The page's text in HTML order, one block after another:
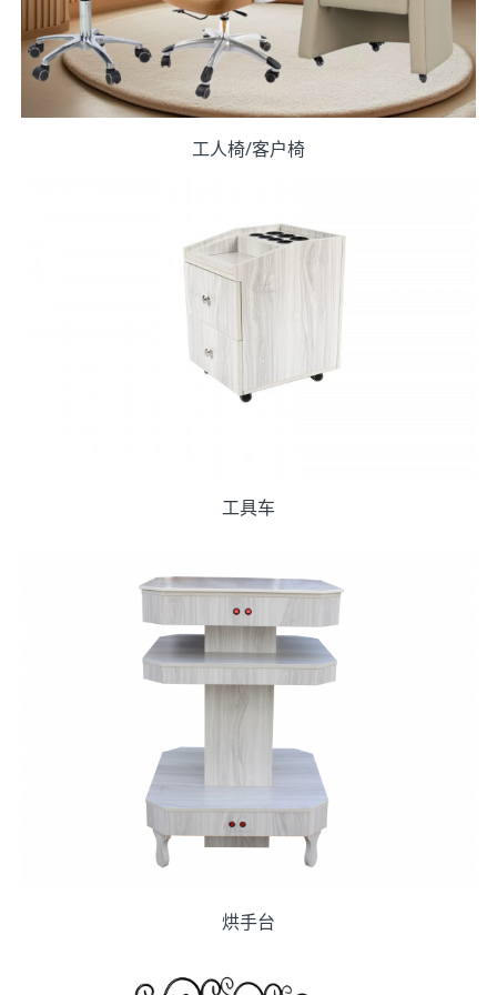
工人椅/客户椅
工具车
烘手台